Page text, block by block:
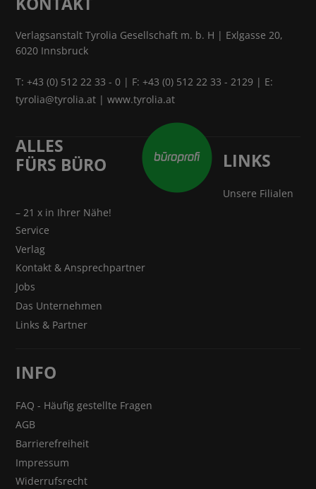
Verlagsanstalt Tyrolia Gesellschaft m. b. H | Exlgasse 20,
6020 Innsbruck
T:+43 (0) 512 22 33 - 0 | F: +43 (0) 512 22 33 - 2129 | E:
tyrolia@tyrolia.at |www.tyrolia.at
ALLES
FÜRS BÜRO
LINKS
Unsere Filialen
– 21 x in Ihrer Nähe!
Service
Verlag
Kontakt & Ansprechpartner
Jobs
Das Unternehmen
Links & Partner
INFO
FAQ - Häufig gestellte Fragen
AGB
Barrierefreiheit
Impressum
Widerrufsrecht